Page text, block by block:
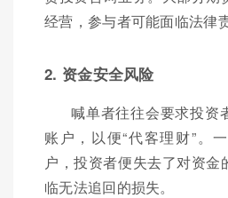
经营，参与者可能面临法律责
2. 资金安全风险
喊单者往往会要求投资
账户，以便“代客理财”。
户，投资者便失去了对资
临无法追回的损失。